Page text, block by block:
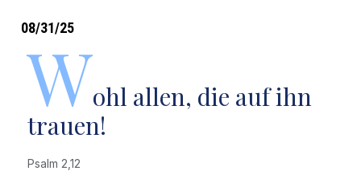
08/31/25
Wohl allen, die auf ihn
trauen!
Psalm 2,12